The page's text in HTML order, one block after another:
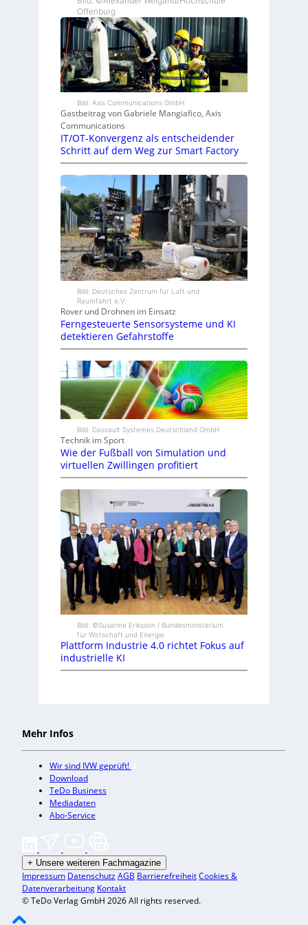
Offenburg
Bild: Axis Communications GmbH
Gastbeitrag von Gabriele Mangiafico, Axis
Communications
IT/OT-Konvergenz als entscheidender
Schritt auf dem Weg zur Smart Factory
Bild: Deutsches Zentrum für Luft und
Raumfahrt e.V.
Rover und Drohnen im Einsatz
Ferngesteuerte Sensorsysteme und KI
detektieren Gefahrstoffe
Bild: Dassault Systemes Deutschland GmbH
Technik im Sport
Wie der Fußball von Simulation und
virtuellen Zwillingen profitiert
Bild: ©Susanne Eriksson / Bundesministerium
für Wirtschaft und Energie
Plattform Industrie 4.0 richtet Fokus auf
industrielle KI
Mehr Infos
Wir sind IVW geprüft!
Download
TeDo Business
Mediadaten
Abo-Service
+ Unsere weiteren Fachmagazine
Impressum DatenschutzAGB BarrierefreiheitCookies &
Datenverarbeitung Kontakt
© TeDo Verlag GmbH 2026 All rights reserved.